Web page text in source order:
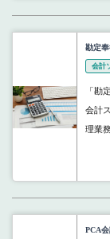
勘定
会計
「勘
会計
理業
PCA